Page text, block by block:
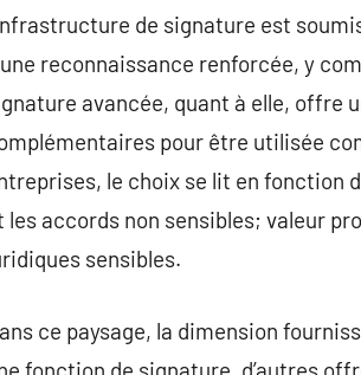
de signature est
reconnaissance renforcée, y
avancée, quant à elle, offre
pour être utilisée
le choix se lit en fonction
les accords non sensibles; valeur
sensibles.
ce paysage, la dimension